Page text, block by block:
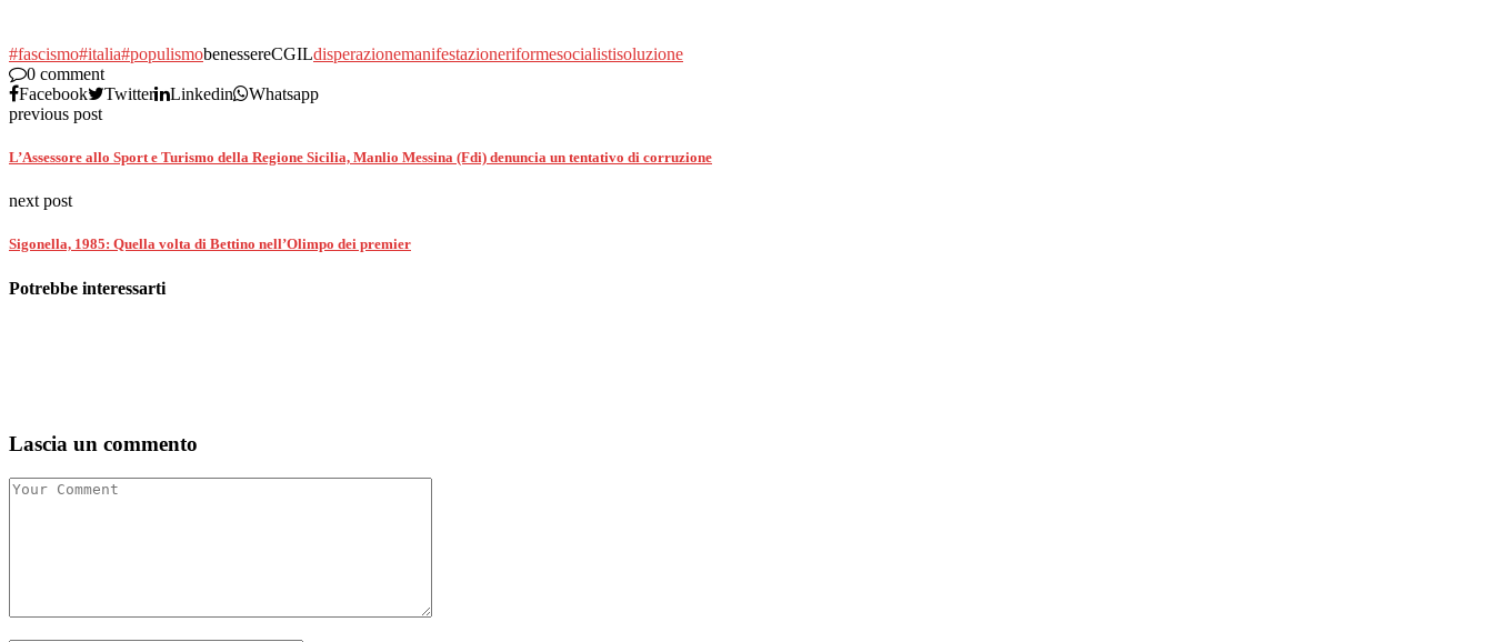
#fascismo#italia#populismobenessereCGILdisperazionemanifestazioneriformesocialistisoluzione
0 comment
Facebook
Twitter Linkedin
Whatsapp
previous post
L’Assessore allo Sport e Turismo della Regione Sicilia, Manlio Messina (Fdi) denuncia un tentativo di corruzione
next post
Sigonella, 1985: Quella volta di Bettino nell’Olimpo dei premier
Potrebbe interessarti
Lascia un commento